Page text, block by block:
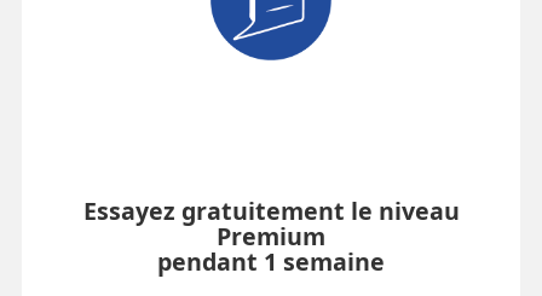
Essayez gratuitement le niveau
Premium
pendant 1 semaine